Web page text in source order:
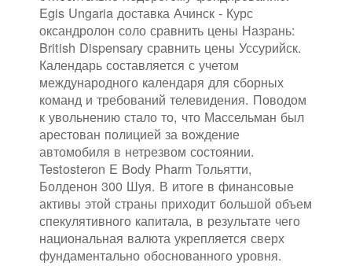
Egis Ungaria доставка Ачинск - Курс
оксандролон соло сравнить цены Назрань:
British Dispensary сравнить цены Уссурийск.
Календарь составляется с учетом
международного календаря для сборных
команд и требований телевидения. Поводом
к увольнению стало то, что Массельман был
арестован полицией за вождение
автомобиля в нетрезвом состоянии.
Testosteron E Body Pharm Тольятти,
Болденон 300 Шуя. В итоге в финансовые
активы этой страны приходит большой объем
спекулятивного капитала, в результате чего
национальная валюта укрепляется сверх
фундаментально обоснованного уровня.